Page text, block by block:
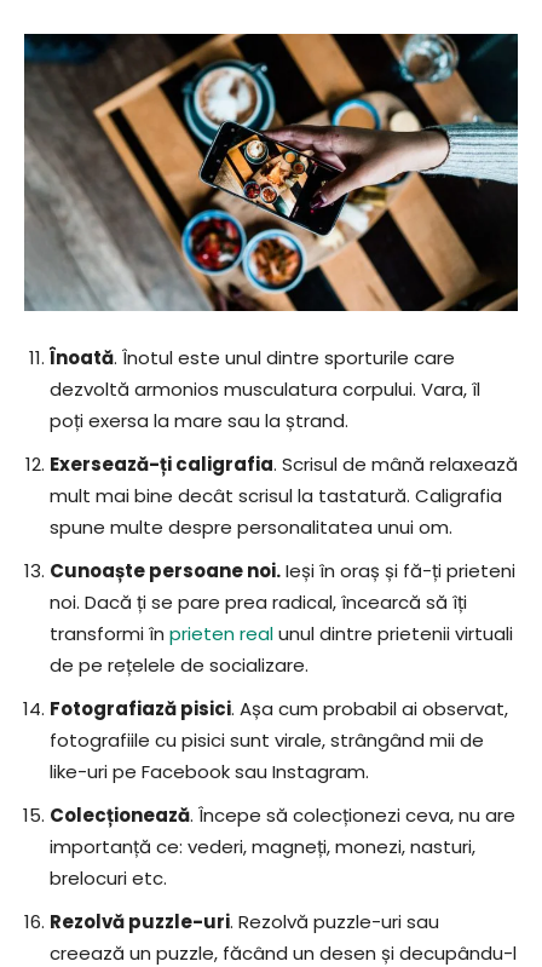
Înoată. Înotul este unul dintre sporturile care
dezvoltă armonios musculatura corpului. Vara, îl
poți exersa la mare sau la ștrand.
Exersează-ți caligrafia. Scrisul de mână relaxează
mult mai bine decât scrisul la tastatură. Caligrafia
spune multe despre personalitatea unui om.
Cunoaște persoane noi.Ieși în oraș și fă-ți prieteni
noi. Dacă ți se pare prea radical, încearcă să îți
transformi în prieten realunul dintre prietenii virtuali
de pe rețelele de socializare.
Fotografiază pisici. Așa cum probabil ai observat,
fotografiile cu pisici sunt virale, strângând mii de
like-uri pe Facebook sau Instagram.
Colecționează. Începe să colecționezi ceva, nu are
importanță ce: vederi, magneți, monezi, nasturi,
brelocuri etc.
Rezolvă puzzle-uri. Rezolvă puzzle-uri sau
creează un puzzle, făcând un desen și decupându-l